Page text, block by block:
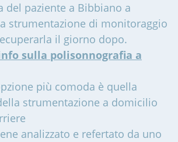
del paziente a Bibbiano a
strumentazione di monitoraggio
il giorno dopo.
sulla polisonnografia a
più comoda è quella
strumentazione a domicilio
analizzato e refertato da uno